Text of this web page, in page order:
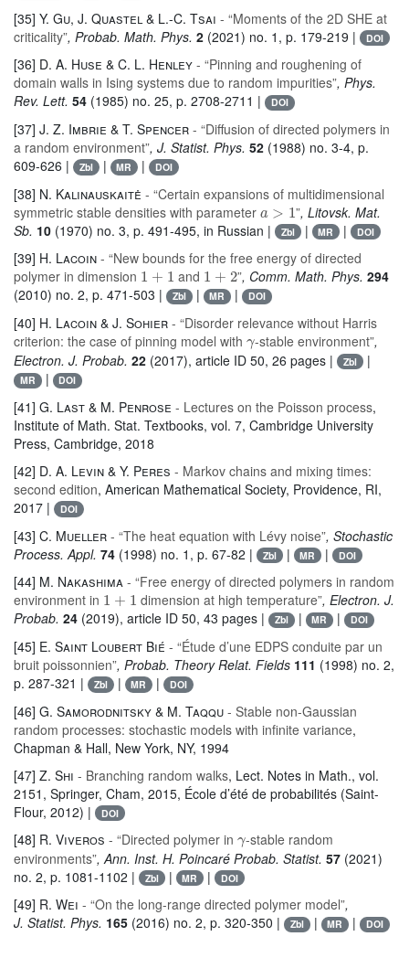
[35] Y. Gu, J. Quastel & L.-C. Tsai - “Moments of the 2D SHE at
criticality”, Probab. Math. Phys. 2 (2021) no. 1, p. 179-219 | DOI
[36] D. A. Huse & C. L. Henley - “Pinning and roughening of
domain walls in Ising systems due to random impurities”, Phys.
Rev. Lett. 54 (1985) no. 25, p. 2708-2711 | DOI
[37] J. Z. Imbrie & T. Spencer - “Diffusion of directed polymers in
a random environment”, J. Statist. Phys. 52 (1988) no. 3-4, p.
609-626 |
Zbl | MR | DOI
[38] N. Kalinauskaitė - “Certain expansions of multidimensional
symmetric stable densities with parameter a>1 ”, Litovsk. Mat.
Sb. 10 (1970) no. 3, p. 491-495, in Russian | Zbl | MR | DOI
[39] H. Lacoin - “New bounds for the free energy of directed
polymer in dimension 1+1 and 1+2 ”, Comm. Math. Phys. 294
(2010) no. 2, p. 471-503 |
Zbl | MR | DOI
[40] H. Lacoin & J. Sohier - “Disorder relevance without Harris
criterion: the case of pinning model with γ-stable environment”,
Electron. J. Probab. 22 (2017), article ID 50, 26 pages | Zbl |
MR | DOI
[41] G. Last & M. Penrose - Lectures on the Poisson process,
Institute of Math. Stat. Textbooks, vol. 7, Cambridge University
Press, Cambridge, 2018
[42] D. A. Levin & Y. Peres - Markov chains and mixing times:
second edition, American Mathematical Society, Providence, RI,
2017 |
DOI
[43] C. Mueller - “The heat equation with Lévy noise”, Stochastic
Process. Appl. 74 (1998) no. 1, p. 67-82 | Zbl | MR | DOI
[44] M. Nakashima - “Free energy of directed polymers in random
environment in 1+1 dimension at high temperature”, Electron. J.
Probab. 24 (2019), article ID 50, 43 pages | Zbl | MR | DOI
[45] E. Saint Loubert Bié - “Étude d’une EDPS conduite par un
bruit poissonnien”, Probab. Theory Relat. Fields 111 (1998) no. 2,
p. 287-321 |
Zbl | MR | DOI
[46] G. Samorodnitsky & M. Taqqu - Stable non-Gaussian
random processes: stochastic models with infinite variance,
Chapman & Hall, New York, NY, 1994
[47] Z. Shi - Branching random walks, Lect. Notes in Math., vol.
2151 , Springer, Cham, 2015, École d’été de probabilités (Saint-
Flour, 2012) |
DOI
[48] R. Viveros - “Directed polymer in
-stable random
environments”, Ann. Inst. H. Poincaré Probab. Statist. 57 (2021)
no. 2, p. 1081-1102 |
Zbl | MR | DOI
[49] R. Wei - “On the long-range directed polymer model”,
J. Statist. Phys. 165 (2016) no. 2, p. 320-350 | Zbl | MR | DOI